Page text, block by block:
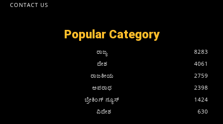
CONTACT US
Popular Category
ರಾಜ್ಯ
8283
ದೇಶ
4061
ರಾಜಕೀಯ
2759
ಅಪರಾಧ
2398
ಬ್ರೇಕಿಂಗ್ ನ್ಯೂಸ್
1424
ವಿದೇಶ
630